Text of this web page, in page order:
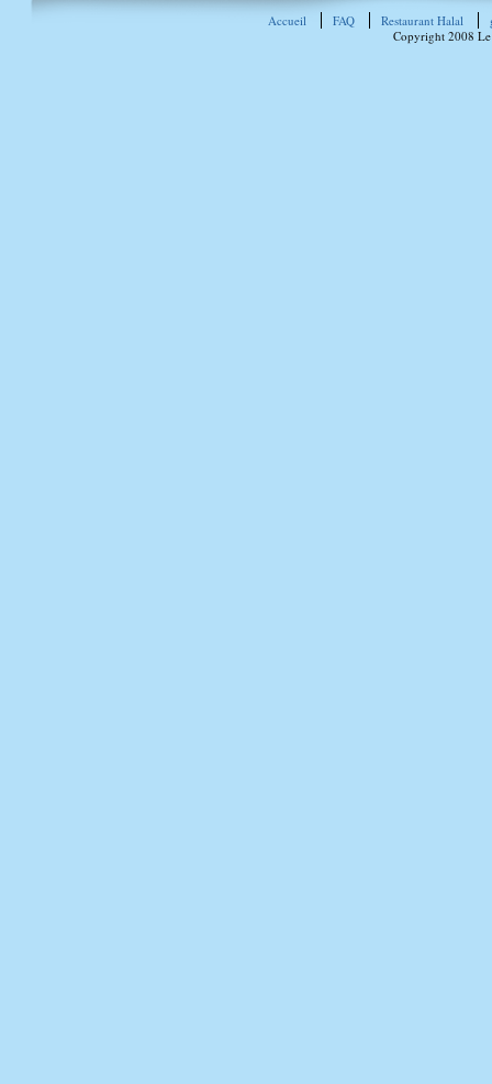
Accueil FAQ Restaurant Halal
Copyright 2008